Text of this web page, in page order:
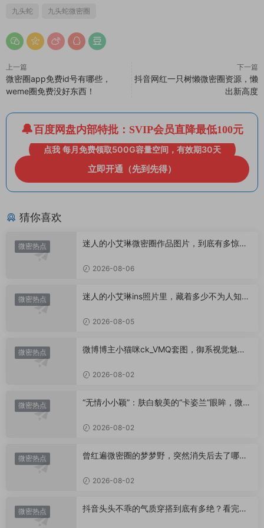
九头蛇 九头蛇微密圈
上一篇
微密圈app免费id号有哪些，
weme圈免费没好东西！
下一篇
抖音网红一只树懒微密圈资源，懒
出新高度
百度网盘内部特批：SVIP会员直降最低100元
点我 每月免费领取500G容量空间，有效期30天
立即开通（先到先得）
猜你喜欢
微密热点
迷人的小艾琳微密圈作品图片，到底有多惊
2026-08-06
微密热点
迷人的小艾琳ins照片里，藏着多少不为人知的
2026-08-05
微密热点
微博博主小猫咪ck_VMQ套图，御系视觉魅力
2026-08-02
微密热点
“无情小小颖”：肤白貌美的“卡姿兰”眼眸，微密
2026-08-02
微密热点
曾红遍微密圈的梦梦野，突然消失后去了哪
2026-08-02
微密热点
抖音头头不乖的气质穿搭到底有多绝？看完想